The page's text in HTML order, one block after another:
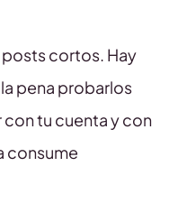
posts cortos. Hay
pena probarlos
con tu cuenta y con
consume